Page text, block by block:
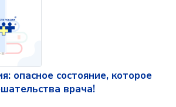
опасное состояние, которое
врача!